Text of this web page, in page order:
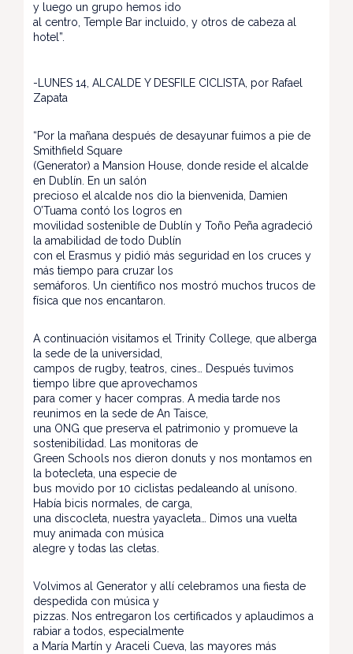
y luego un grupo hemos ido
al centro, Temple Bar incluido, y otros de cabeza al
hotel”.
-LUNES 14, ALCALDE Y DESFILE CICLISTA, por Rafael
Zapata
“Por la mañana después de desayunar fuimos a pie de
Smithfield Square
(Generator) a Mansion House, donde reside el alcalde
en Dublín. En un salón
precioso el alcalde nos dio la bienvenida, Damien
O’Tuama contó los logros en
movilidad sostenible de Dublín y Toño Peña agradeció
la amabilidad de todo Dublín
con el Erasmus y pidió más seguridad en los cruces y
más tiempo para cruzar los
semáforos. Un científico nos mostró muchos trucos de
física que nos encantaron.
A continuación visitamos el Trinity College, que alberga
la sede de la universidad,
campos de rugby, teatros, cines… Después tuvimos
tiempo libre que aprovechamos
para comer y hacer compras. A media tarde nos
reunimos en la sede de An Taisce,
una ONG que preserva el patrimonio y promueve la
sostenibilidad. Las monitoras de
Green Schools nos dieron donuts y nos montamos en
la botecleta, una especie de
bus movido por 10 ciclistas pedaleando al unísono.
Había bicis normales, de carga,
una discocleta, nuestra yayacleta… Dimos una vuelta
muy animada con música
alegre y todas las cletas.
Volvimos al Generator y allí celebramos una fiesta de
despedida con música y
pizzas. Nos entregaron los certificados y aplaudimos a
rabiar a todos, especialmente
a María Martín y Araceli Cueva, las mayores más